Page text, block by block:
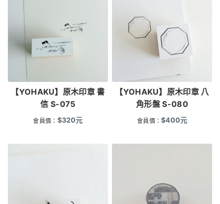
【YOHAKU】原木印章 書
信 S-075
會員價： $320元
【YOHAKU】原木印章 八
角形盤 S-080
會員價：$400元